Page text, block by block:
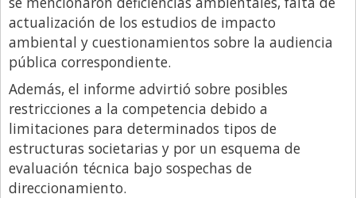
actualización de los estudios de impacto
ambiental y cuestionamientos sobre la audiencia
pública correspondiente.
Además, el informe advirtió sobre posibles
restricciones a la competencia debido a
limitaciones para determinados tipos de
estructuras societarias y por un esquema de
evaluación técnica bajo sospechas de
direccionamiento.